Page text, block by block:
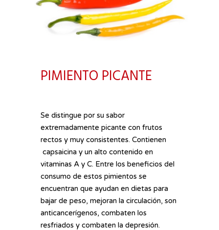
PIMIENTO PICANTE
Se distingue por su sabor
extremadamente picante con frutos
rectos y muy consistentes. Contienen
capsaicina y un alto contenido en
vitaminas A y C. Entre los beneficios del
consumo de estos pimientos se
encuentran que ayudan en dietas para
bajar de peso, mejoran la circulación, son
anticancerígenos, combaten los
resfriados y combaten la depresión.